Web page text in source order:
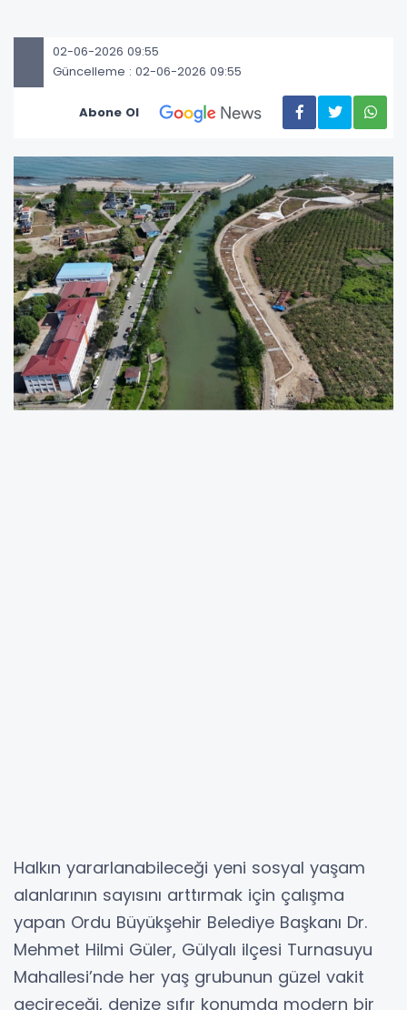
02-06-2026 09:55
Güncelleme : 02-06-2026 09:55
Abone Ol
Halkın yararlanabileceği yeni sosyal yaşam
alanlarının sayısını arttırmak için çalışma
yapan Ordu Büyükşehir Belediye Başkanı Dr.
Mehmet Hilmi Güler, Gülyalı ilçesi Turnasuyu
Mahallesi’nde her yaş grubunun güzel vakit
geçireceği, denize sıfır konumda modern bir